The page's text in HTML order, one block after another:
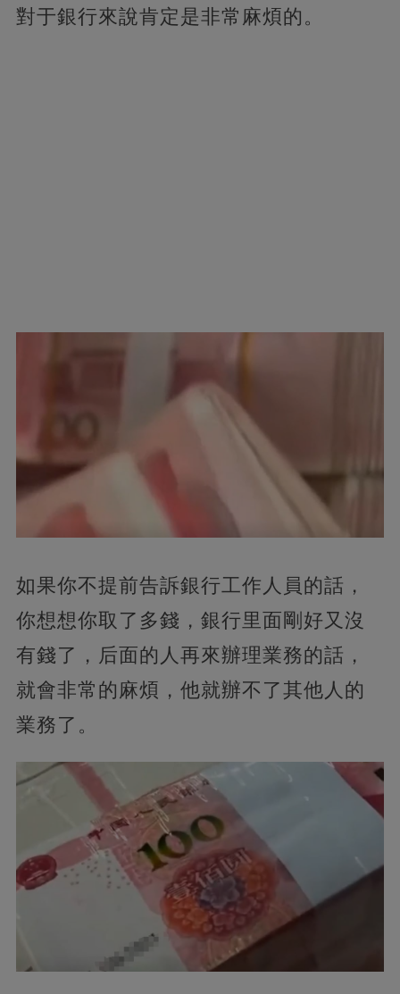
對于銀行來說肯定是非常麻煩的。
如果你不提前告訴銀行工作人員的話，
你想想你取了多錢，銀行里面剛好又沒
有錢了，后面的人再來辦理業務的話，
就會非常的麻煩，他就辦不了其他人的
業務了。